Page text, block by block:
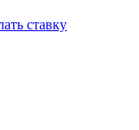
ставку